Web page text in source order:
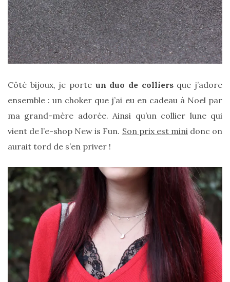
DIY/Recettes
(15)
Lecture/Séries
(13)
quotidienne/Maison
(61)
Mode
(502)
Actualités
mode
(5)
Conseils
mode
(25)
Découvertes
mode
Côté bijoux, je porte un duo de colliersque j’adore
ensemble : un choker que j’ai eu en cadeau à Noel par
ma grand-mère adorée. Ainsi qu’un collier lune qui
vient de l’e-shop New is Fun. Son prix est mini donc on
aurait tord de s’en priver !